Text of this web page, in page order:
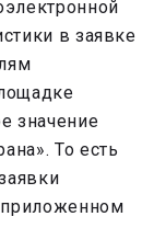
в заявке
значение
То есть
приложенном